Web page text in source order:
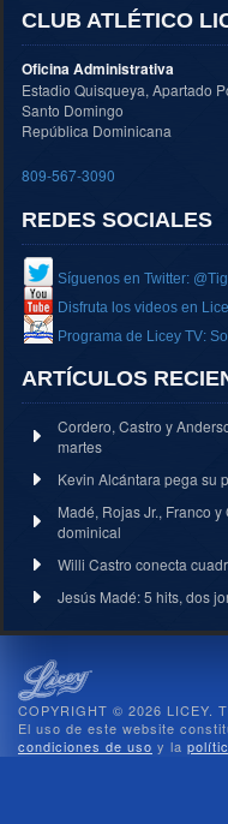
CLUB ATLÉTICO
Oficina Administrativa
Estadio Quisqueya, Apartado
Santo Domingo
República Dominicana
809-567-3090
REDES SOCIALES
Síguenos en Twitter:
Disfruta los videos en
Programa de Licey TV:
ARTÍCULOS
Cordero, Castro y
martes
Kevin Alcántara pega su
Madé, Rojas Jr., Franco
dominical
Willi Castro conecta
Jesús Madé: 5 hits, dos
COPYRIGHT © 2026 LICEY.
El uso de este website
condiciones de uso y la